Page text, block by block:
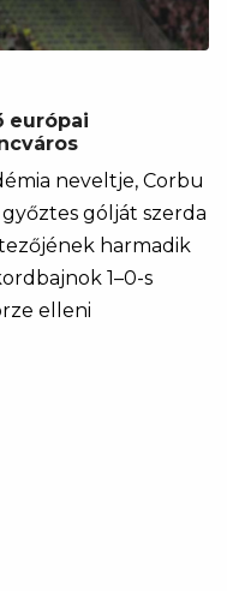
európai
neveltje, Corbu
gólját szerda
harmadik
1–0-s
elleni